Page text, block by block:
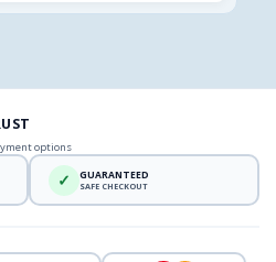
options
✓ GUARANTEED
SAFE CHECKOUT